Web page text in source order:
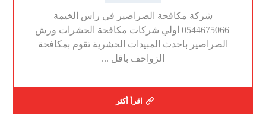
شركة مكافحة الصراصير في راس الخيمة
|0544675066 اولي شركات مكافحة الحشرات ورش
الصراصير باحدث المبيدات الحشرية تقوم بمكافحة
الزواحف باقل ...
اقرأ أكثر